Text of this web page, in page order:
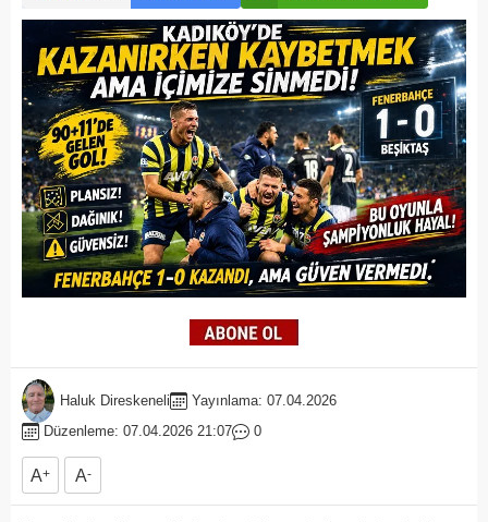
Haluk Direskeneli
Yayınlama: 07.04.2026
Düzenleme: 07.04.2026 21:07
0
A+ A-